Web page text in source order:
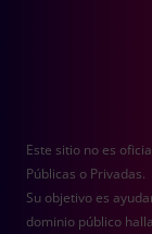
Este sitio no es
Públicas o Privadas.
Su objetivo es
dominio público